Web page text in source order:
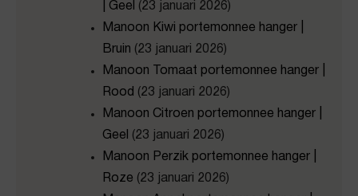
| Geel
(23 januari 2026)
Manoon Kiwi portemonnee hanger |
Bruin (23 januari 2026)
Manoon Tomaat portemonnee hanger |
Rood (23 januari 2026)
Manoon Citroen portemonnee hanger |
Geel
(23 januari 2026)
Manoon Perzik portemonnee hanger |
Roze (23 januari 2026)